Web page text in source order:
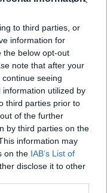
to third parties, or
information for
the below opt-out
note that after your
seeing
utilized by
third parties prior to
of the further
by third parties on the
information may
on the IAB’s List of
disclose it to other